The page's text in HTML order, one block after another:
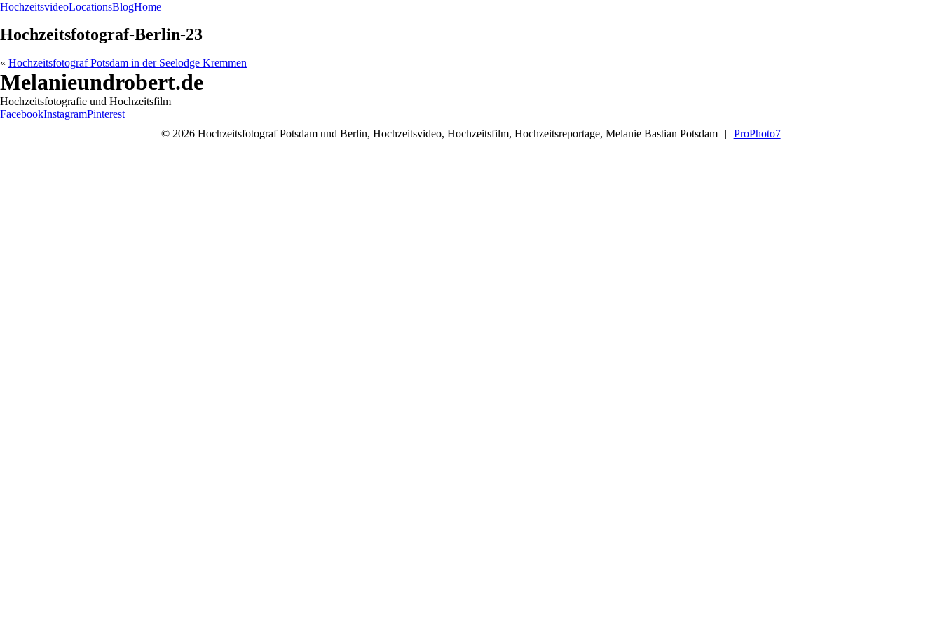
HochzeitsvideoLocationsBlogHome
Hochzeitsfotograf-Berlin-23
« Hochzeitsfotograf Potsdam in der Seelodge Kremmen
Melanieundrobert.de
Hochzeitsfotografie und Hochzeitsfilm
FacebookInstagramPinterest
© 2026 Hochzeitsfotograf Potsdam und Berlin, Hochzeitsvideo, Hochzeitsfilm, Hochzeitsreportage, Melanie Bastian Potsdam
| ProPhoto7